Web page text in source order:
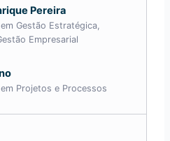
Pereira
Gestão Estratégica,
Empresarial
Projetos e Processos